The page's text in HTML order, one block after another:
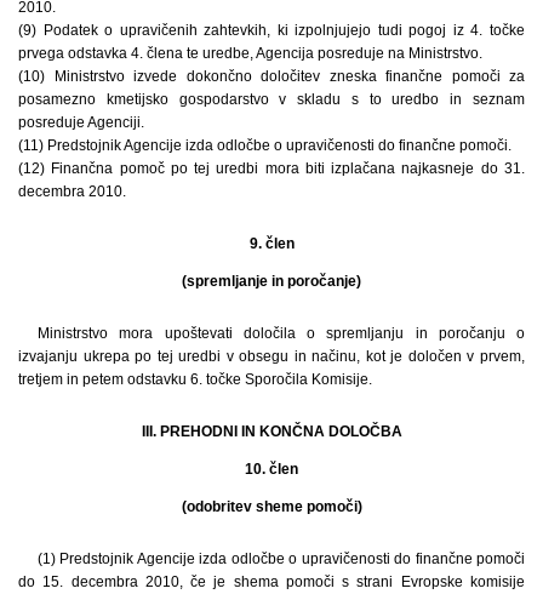
2010.
(9) Podatek o upravičenih zahtevkih, ki izpolnjujejo tudi pogoj iz 4. točke
prvega odstavka 4. člena te uredbe, Agencija posreduje na Ministrstvo.
(10) Ministrstvo izvede dokončno določitev zneska finančne pomoči za
posamezno kmetijsko gospodarstvo v skladu s to uredbo in seznam
posreduje Agenciji.
(11) Predstojnik Agencije izda odločbe o upravičenosti do finančne pomoči.
(12) Finančna pomoč po tej uredbi mora biti izplačana najkasneje do 31.
decembra 2010.
9. člen
(spremljanje in poročanje)
Ministrstvo mora upoštevati določila o spremljanju in poročanju o
izvajanju ukrepa po tej uredbi v obsegu in načinu, kot je določen v prvem,
tretjem in petem odstavku 6. točke Sporočila Komisije.
III. PREHODNI IN KONČNA DOLOČBA
10. člen
(odobritev sheme pomoči)
(1) Predstojnik Agencije izda odločbe o upravičenosti do finančne pomoči
do 15. decembra 2010, če je shema pomoči s strani Evropske komisije